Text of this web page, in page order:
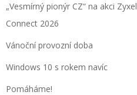
„Vesmírný pionýr CZ“ na akci Zyxel
Connect 2026
Vánoční provozní doba
Windows 10 s rokem navíc
Pomáháme!